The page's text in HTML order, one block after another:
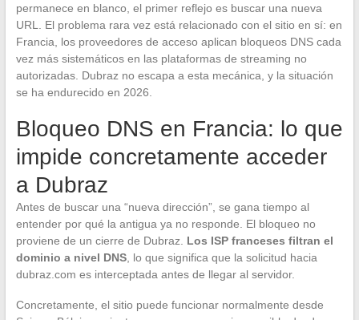
permanece en blanco, el primer reflejo es buscar una nueva
URL. El problema rara vez está relacionado con el sitio en sí: en
Francia, los proveedores de acceso aplican bloqueos DNS cada
vez más sistemáticos en las plataformas de streaming no
autorizadas. Dubraz no escapa a esta mecánica, y la situación
se ha endurecido en 2026.
Bloqueo DNS en Francia: lo que
impide concretamente acceder
a Dubraz
Antes de buscar una “nueva dirección”, se gana tiempo al
entender por qué la antigua ya no responde. El bloqueo no
proviene de un cierre de Dubraz. Los ISP franceses filtran el
dominio a nivel DNS, lo que significa que la solicitud hacia
dubraz.com es interceptada antes de llegar al servidor.
Concretamente, el sitio puede funcionar normalmente desde